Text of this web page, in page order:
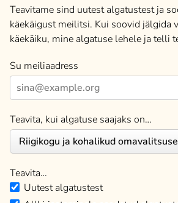
Teavitame sind uutest algatustest ja
käekäigust meilitsi. Kui soovid jälgida
käekäiku, mine algatuse lehele ja telli
Su meiliaadress
Teavita, kui algatuse saajaks on…
Teavita…
Uutest algatustest